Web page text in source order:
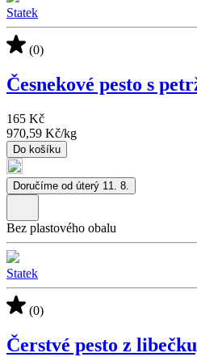
Statek
(0)
Česnekové pesto s
165 Kč
970,59 Kč/kg
Do košíku
Doručíme od úterý 11. 8.
Bez plastového obalu
Statek
(0)
Čerstvé pesto z